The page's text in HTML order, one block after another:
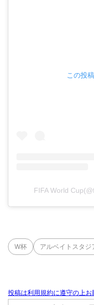
この投
FIFA World
W杯 アルベイトスタジ